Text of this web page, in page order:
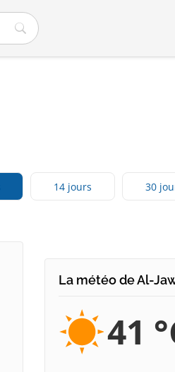
14 jours 30
La météo de Al-
41